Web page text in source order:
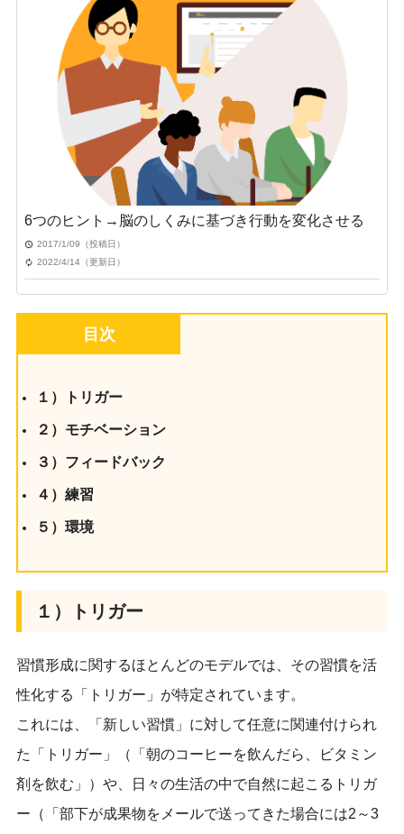
6つのヒント→脳のしくみに基づき行動を変化させる
2017/1/09（投稿日）
2022/4/14（更新日）
目次
１）トリガー
２）モチベーション
３）フィードバック
４）練習
５）環境
１）トリガー
習慣形成に関するほとんどのモデルでは、その習慣を活
性化する「トリガー」が特定されています。
これには、「新しい習慣」に対して任意に関連付けられ
た「トリガー」（「朝のコーヒーを飲んだら、ビタミン
剤を飲む」）や、日々の生活の中で自然に起こるトリガ
ー（「部下が成果物をメールで送ってきた場合には2～3